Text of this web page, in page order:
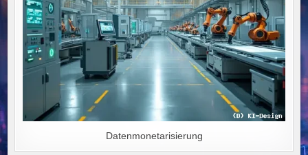
Datenmonetarisierung